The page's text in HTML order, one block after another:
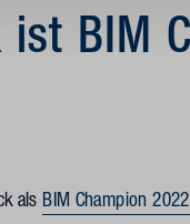
BIM
als BIM Champion 2022